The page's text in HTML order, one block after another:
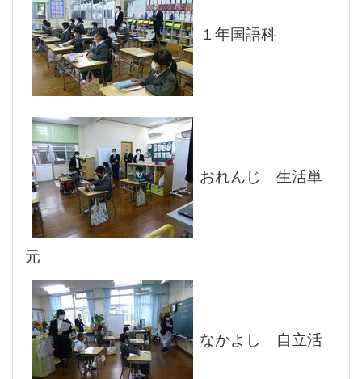
１年国語科
おれんじ 生活単
元
なかよし 自立活